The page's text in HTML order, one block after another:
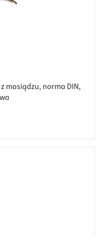
mosiądzu, norma DIN,